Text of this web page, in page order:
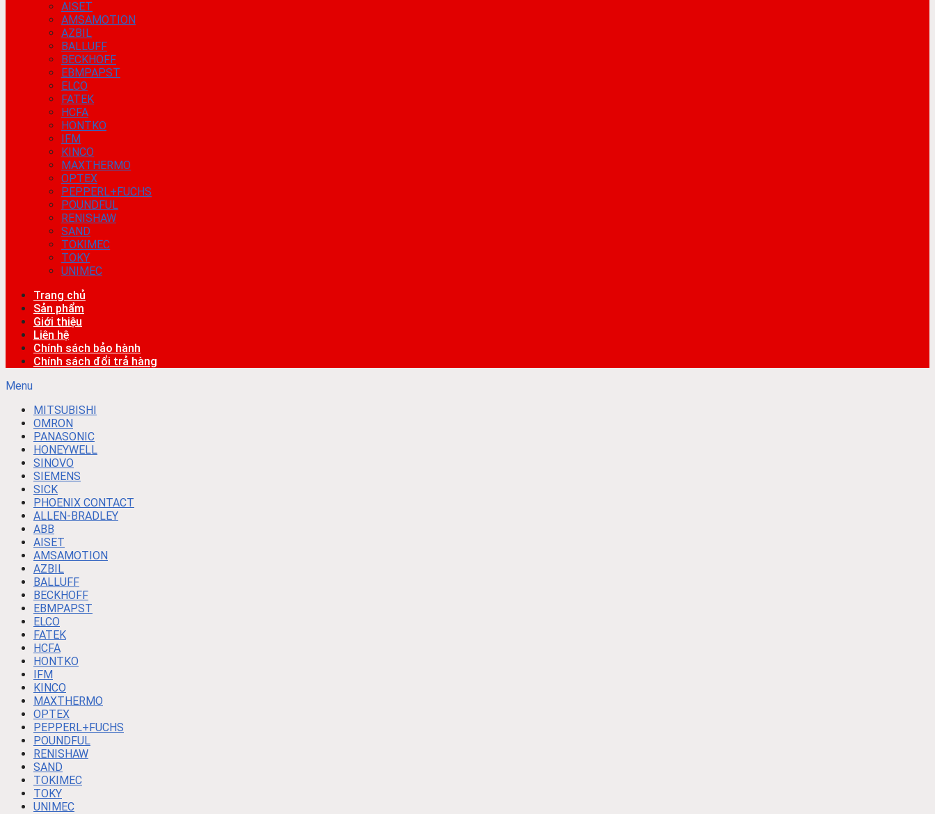
AISET
AMSAMOTION
AZBIL
BALLUFF
BECKHOFF
EBMPAPST
ELCO
FATEK
HCFA
HONTKO
IFM
KINCO
MAXTHERMO
OPTEX
PEPPERL+FUCHS
POUNDFUL
RENISHAW
SAND
TOKIMEC
TOKY
UNIMEC
Trang chủ
Sản phẩm
Giới thiệu
Liên hệ
Chính sách bảo hành
Chính sách đổi trả hàng
Menu
MITSUBISHI
OMRON
PANASONIC
HONEYWELL
SINOVO
SIEMENS
SICK
PHOENIX CONTACT
ALLEN-BRADLEY
ABB
AISET
AMSAMOTION
AZBIL
BALLUFF
BECKHOFF
EBMPAPST
ELCO
FATEK
HCFA
HONTKO
IFM
KINCO
MAXTHERMO
OPTEX
PEPPERL+FUCHS
POUNDFUL
RENISHAW
SAND
TOKIMEC
TOKY
UNIMEC